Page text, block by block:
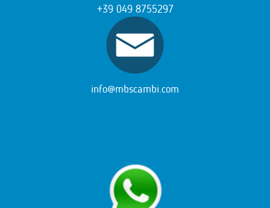
+39 049 8755297
info@mbscambi.com